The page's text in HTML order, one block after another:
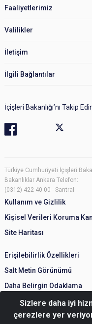
Faaliyetlerimiz
Valilikler
İletişim
İlgili Bağlantılar
İçişleri Bakanlığı’nı Takip
Türkiye Cumhuriyeti İçişleri
Bakanlıklar Ankara Telefon:
(0312) 422 40 00 - Santral
Kullanım ve Gizlilik
Kişisel Verileri Koruma
Site Haritası
Erişilebilirlik Özellikleri
Salt Metin Görünümü
Daha Belirgin Odaklama
Sizlere daha iyi
çerezlere yer